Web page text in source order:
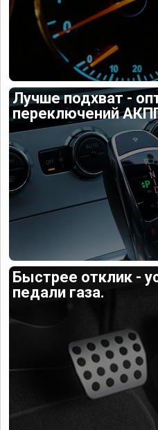
Лучше подхват -
переключений
Быстрее отклик -
педали газа.